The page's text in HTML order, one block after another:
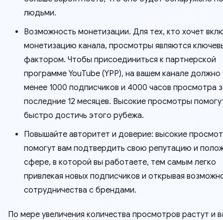
людьми.
Возможность монетизации. Для тех, кто хочет
монетизацию канала, просмотры являются
фактором. Чтобы присоединиться к партнерской
программе YouTube (YPP), на вашем канале
менее 1000 подписчиков и 4000 часов просмотра
последние 12 месяцев. Высокие просмотры
быстро достичь этого рубежа.
Повышайте авторитет и доверие: высокие
помогут вам подтвердить свою репутацию и
сфере, в которой вы работаете, тем самым легко
привлекая новых подписчиков и открывая
сотрудничества с брендами.
По мере увеличения количества просмотров растут и